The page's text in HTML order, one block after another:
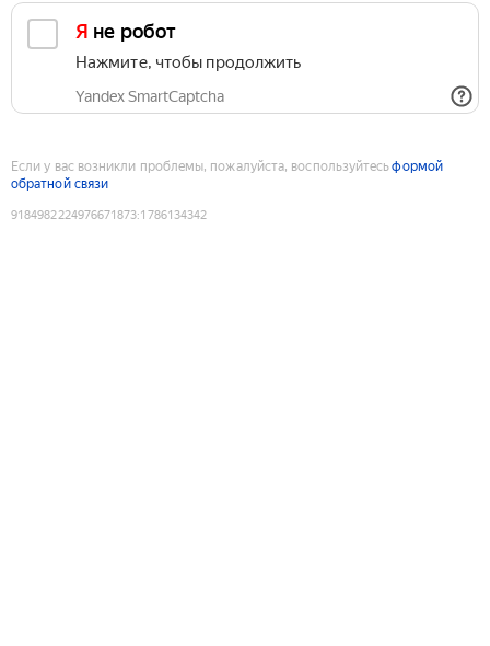
Я не робот
Нажмите, чтобы продолжить
Yandex SmartCaptcha
Если у вас возникли проблемы, пожалуйста, воспользуйтесьформой
обратной связи
9184982224976671873:1786134342